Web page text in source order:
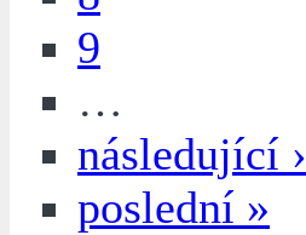
9
…
následující ›
poslední »